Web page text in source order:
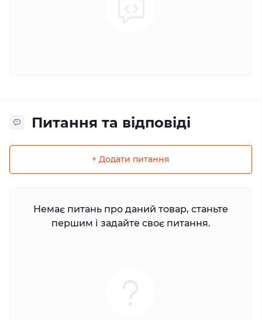
Питання та відповіді
+ Додати питання
Немає питань про даний товар, станьте
першим і задайте своє питання.